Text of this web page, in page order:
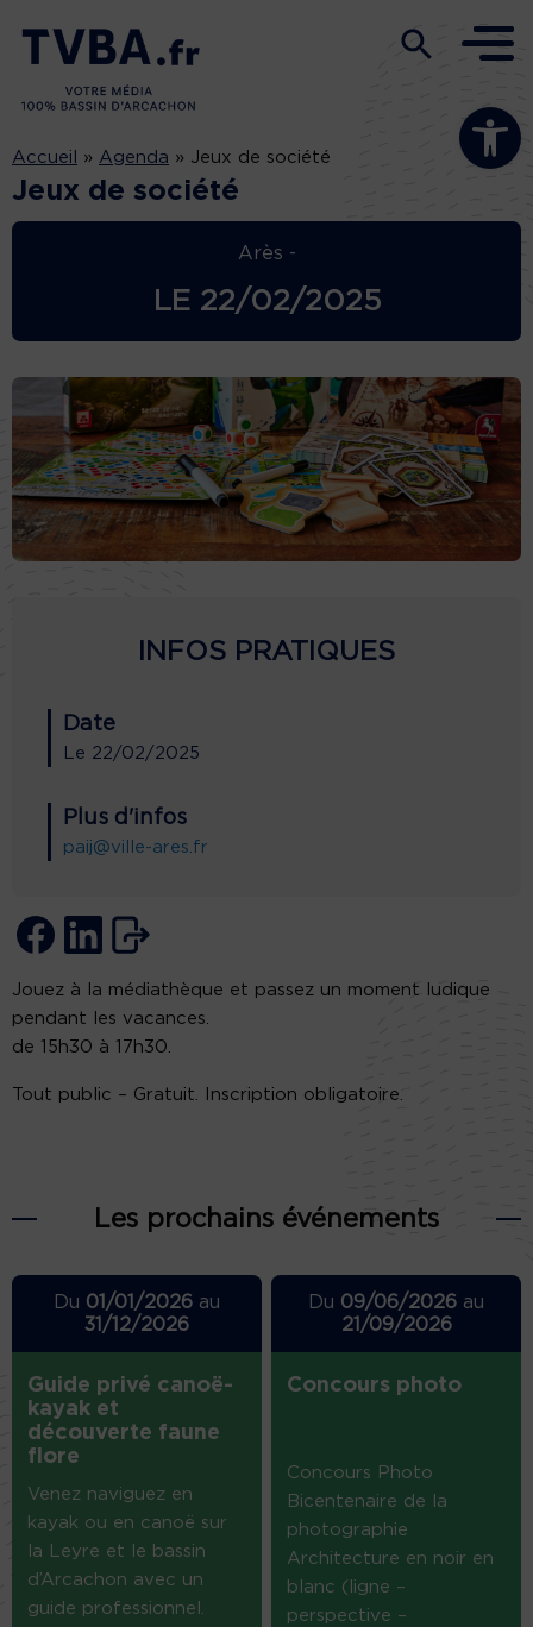
Ouvrir la
Accueil » Agenda » Jeux de société
Jeux de société
Arès -
LE 22/02/2025
INFOS PRATIQUES
Date
Le 22/02/2025
Plus d'infos
paij@ville-ares.fr
Jouez à la médiathèque et passez un moment ludique
pendant les vacances.
de 15h30 à 17h30.
Tout public – Gratuit. Inscription obligatoire.
Les prochains événements
Du 01/01/2026au
31/12/2026
Guide privé canoë-
kayak et
découverte faune
flore
Venez naviguez en
kayak ou en canoë sur
la Leyre et le bassin
d’Arcachon avec un
guide professionnel.
Du 09/06/2026 au
21/09/2026
Concours photo
Concours Photo
Bicentenaire de la
photographie
Architecture en noir en
blanc (ligne –
perspective –